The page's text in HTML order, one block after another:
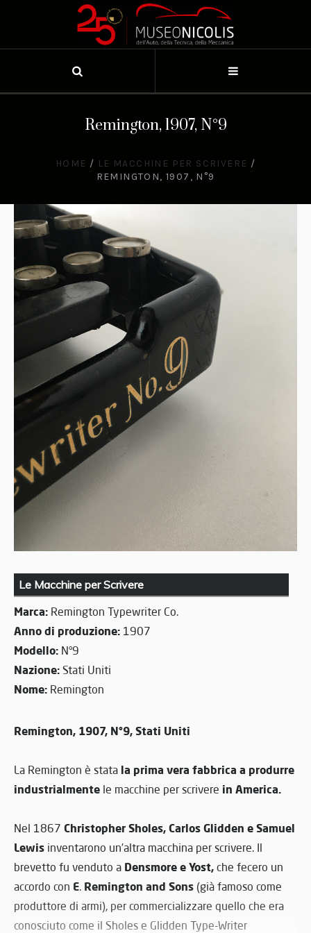
Remington, 1907, N°9
HOME / LE MACCHINE PER SCRIVERE /
REMINGTON, 1907, N°9
Le Macchine per Scrivere
Marca: Remington Typewriter Co.
Anno di produzione: 1907
Modello: N°9
Nazione: Stati Uniti
Nome: Remington
Remington, 1907, N°9, Stati Uniti
La Remington è stata la prima vera fabbrica a produrre
industrialmente le macchine per scrivere in America.
Nel 1867 Christopher Sholes, Carlos Glidden e Samuel
Lewis inventarono un’altra macchina per scrivere. Il
brevetto fu venduto a Densmore e Yost, che fecero un
accordo con E. Remington and Sons (già famoso come
produttore di armi), per commercializzare quello che era
conosciuto come il Sholes e Glidden Type-Writer